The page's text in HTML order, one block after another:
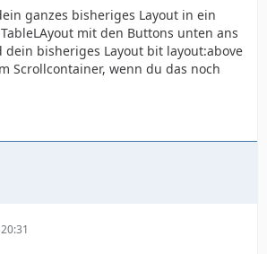
ganzes bisheriges Layout in ein
mit den Buttons unten ans
dein bisheriges Layout bit layout:above
Scrollcontainer, wenn du das noch